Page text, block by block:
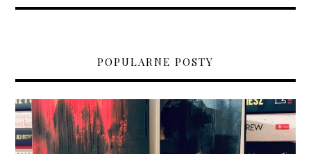
POPULARNE POSTY